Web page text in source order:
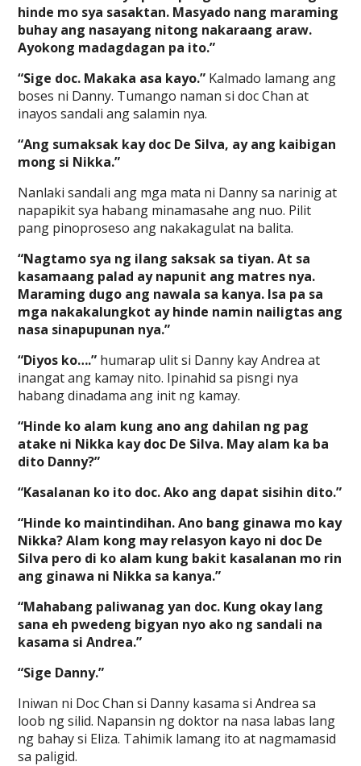
hinde mo sya sasaktan. Masyado nang maraming
buhay ang nasayang nitong nakaraang araw.
Ayokong madagdagan pa ito.”
“Sige doc. Makaka asa kayo.” Kalmado lamang ang
boses ni Danny. Tumango naman si doc Chan at
inayos sandali ang salamin nya.
“Ang sumaksak kay doc De Silva, ay ang kaibigan
mong si Nikka.”
Nanlaki sandali ang mga mata ni Danny sa narinig at
napapikit sya habang minamasahe ang nuo. Pilit
pang pinoproseso ang nakakagulat na balita.
“Nagtamo sya ng ilang saksak sa tiyan. At sa
kasamaang palad ay napunit ang matres nya.
Maraming dugo ang nawala sa kanya. Isa pa sa
mga nakakalungkot ay hinde namin nailigtas ang
nasa sinapupunan nya.”
“Diyos ko….” humarap ulit si Danny kay Andrea at
inangat ang kamay nito. Ipinahid sa pisngi nya
habang dinadama ang init ng kamay.
“Hinde ko alam kung ano ang dahilan ng pag
atake ni Nikka kay doc De Silva. May alam ka ba
dito Danny?”
“Kasalanan ko ito doc. Ako ang dapat sisihin dito.”
“Hinde ko maintindihan. Ano bang ginawa mo kay
Nikka? Alam kong may relasyon kayo ni doc De
Silva pero di ko alam kung bakit kasalanan mo rin
ang ginawa ni Nikka sa kanya.”
“Mahabang paliwanag yan doc. Kung okay lang
sana eh pwedeng bigyan nyo ako ng sandali na
kasama si Andrea.”
“Sige Danny.”
Iniwan ni Doc Chan si Danny kasama si Andrea sa
loob ng silid. Napansin ng doktor na nasa labas lang
ng bahay si Eliza. Tahimik lamang ito at nagmamasid
sa paligid.